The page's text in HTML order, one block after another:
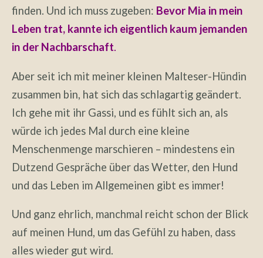
finden. Und ich muss zugeben: Bevor Mia in mein
Leben trat, kannte ich eigentlich kaum jemanden
in der Nachbarschaft.
Aber seit ich mit meiner kleinen Malteser-Hündin
zusammen bin, hat sich das schlagartig geändert.
Ich gehe mit ihr Gassi, und es fühlt sich an, als
würde ich jedes Mal durch eine kleine
Menschenmenge marschieren – mindestens ein
Dutzend Gespräche über das Wetter, den Hund
und das Leben im Allgemeinen gibt es immer!
Und ganz ehrlich, manchmal reicht schon der Blick
auf meinen Hund, um das Gefühl zu haben, dass
alles wieder gut wird.